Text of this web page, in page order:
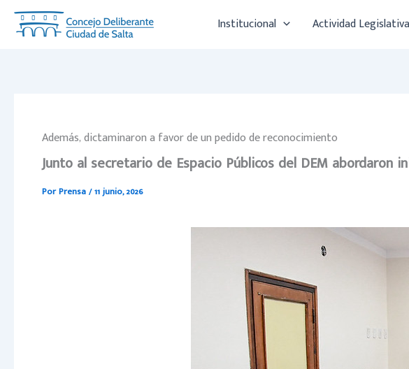
Institucional Actividad Legislativa
Además, dictaminaron a favor de un pedido de reconocimiento
Junto al secretario de Espacio Públicos del DEM abordaron
PorPrensa/11 junio, 2026